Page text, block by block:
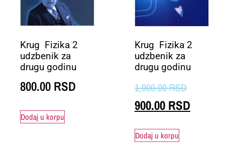
Krug Fizika 2
udzbenik za
drugu godinu
800.00 RSD
Dodaj u korpu
Krug Fizika 2
udzbenik za
drugu godinu
1,000.00RSD
900.00 RSD
Dodaj u korpu